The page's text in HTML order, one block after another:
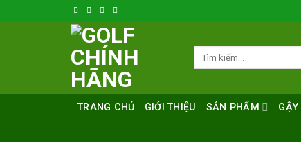
qua
TRANG CHỦ GIỚI THIỆU SẢN PHẨM GẬY